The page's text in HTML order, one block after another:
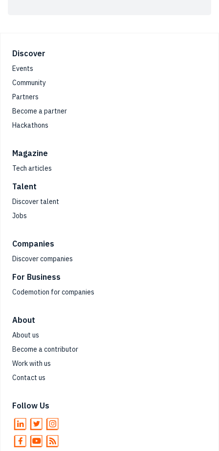
Footer
Discover
Events
Community
Partners
Become a partner
Hackathons
Magazine
Tech articles
Talent
Discover talent
Jobs
Companies
Discover companies
For Business
Codemotion for companies
About
About us
Become a contributor
Work with us
Contact us
Follow Us